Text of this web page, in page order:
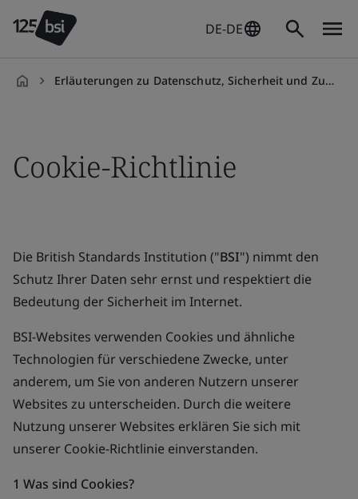
DE-DE
Erläuterungen zu Datenschutz, Sicherheit und Zustimmung
Cookie-Richtlinie
Die British Standards Institution ("BSI") nimmt den
Schutz Ihrer Daten sehr ernst und respektiert die
Bedeutung der Sicherheit im Internet.
BSI-Websites verwenden Cookies und ähnliche
Technologien für verschiedene Zwecke, unter
anderem, um Sie von anderen Nutzern unserer
Websites zu unterscheiden. Durch die weitere
Nutzung unserer Websites erklären Sie sich mit
unserer Cookie-Richtlinie einverstanden.
1 Was sind Cookies?